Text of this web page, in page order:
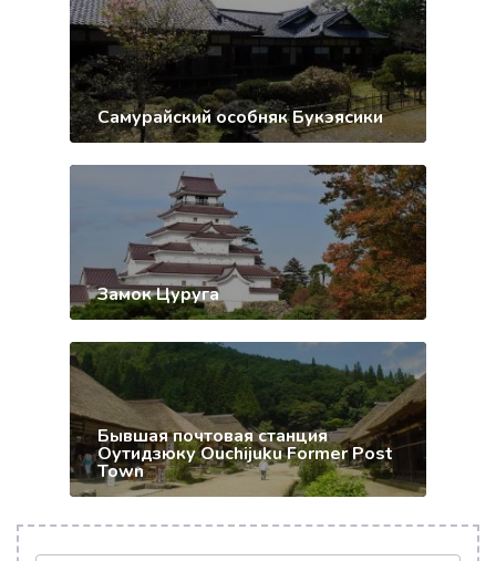
Самурайский особняк Букэясики
Замок Цуруга
Бывшая почтовая станция
Оутидзюку Ouchijuku Former Post
Town